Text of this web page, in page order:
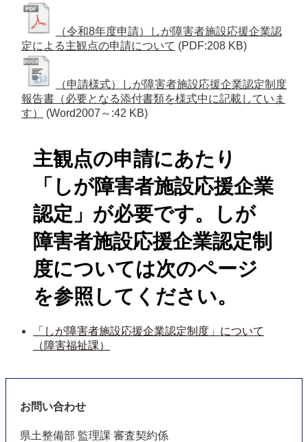
（令和8年度申請）しが障害者施設応援企業認
定による主観点の申請について (PDF:208 KB)
（申請様式）しが障害者施設応援企業認定制度
報告書（必要となる添付書類を様式中に記載していま
す）
(Word2007～:42 KB)
主観点の申請にあたり
「しが障害者施設応援企業
認定」が必要です。しが
障害者施設応援企業認定制
度については次のページ
を参照してください。
「しが障害者施設応援企業認定制度」について
（障害福祉課）
お問い合わせ
県土整備部 監理課 審査契約係